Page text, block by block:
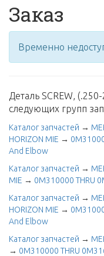
Заказ
Временно
Деталь SCREW,
следующих групп
Каталог запчастей →
HORIZON MIE →
And Elbow
Каталог запчастей →
MIE → 0M310000 THRU
Каталог запчастей →
HORIZON MIE →
And Elbow
Каталог запчастей →
→ 0M310000 THRU